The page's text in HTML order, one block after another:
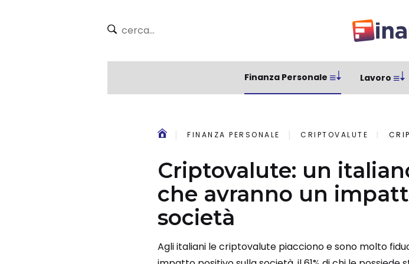
Finanza Personale Lavoro
FINANZA PERSONALE CRIPTOVALUTE
Criptovalute: un
che avranno un
società
Agli italiani le criptovalute piacciono e sono molto